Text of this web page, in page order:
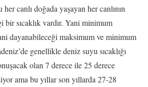
canlı doğada yaşayan her canlının
bir sıcaklık vardır. Yani minimum
dayanabileceği maksimum ve minimum
genellikle deniz suyu sıcaklığı
olan 7 derece ile 25 derece
ama bu yıllar son yıllarda 27-28